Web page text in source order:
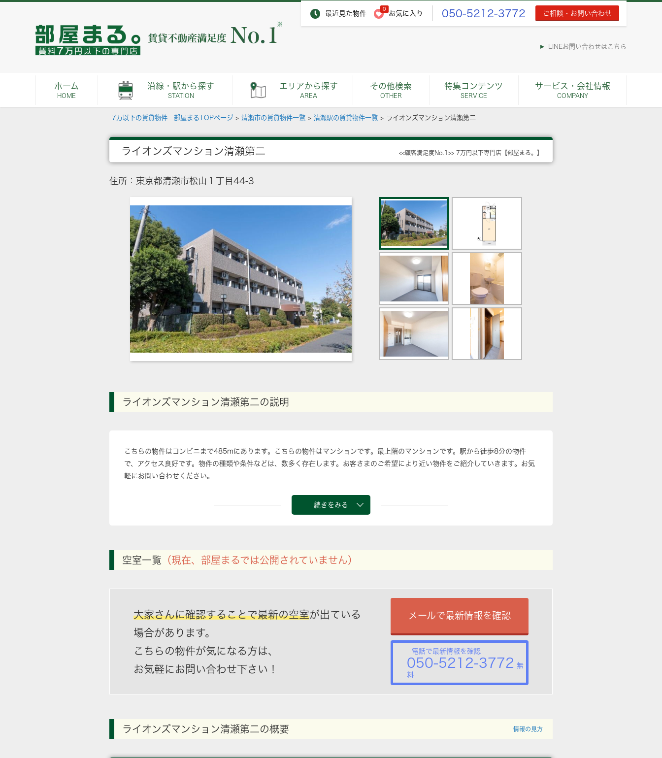
最近見た物件
0
お気に入り 050-5212-3772 ご相談・お問い合わせ
※
LINEお問い合わせはこちら
ホーム
HOME
沿線・駅から探す
STATION
エリアから探す
AREA
その他検索
OTHER
特集コンテンツ
SERVICE
サービス・会社情報
COMPANY
7万以下の賃貸物件 部屋まるTOPページ > 清瀬市の賃貸物件一覧 > 清瀬駅の賃貸物件一覧 > ライオンズマンション清瀬第二
ライオンズマンション清瀬第二 <<顧客満足度No.1>> 7万円以下専門店【部屋まる。】
住所：東京都清瀬市松山１丁目44-3
ライオンズマンション清瀬第二の説明
こちらの物件はコンビニまで485mにあります。こちらの物件はマンションです。最上階のマンションです。駅から徒歩8分の物件
で、アクセス良好です。物件の種類や条件などは、数多く存在します。お客さまのご希望により近い物件をご紹介していきます。お気
軽にお問い合わせください。
続きをみる
空室一覧 （現在、部屋まるでは公開されていません）
大家さんに確認することで最新の空室が出ている
場合があります。
こちらの物件が気になる方は、
お気軽にお問い合わせ下さい！
メールで最新情報を確認
電話で最新情報を確認
050-5212-3772 無
料
ライオンズマンション清瀬第二の概要 情報の見方